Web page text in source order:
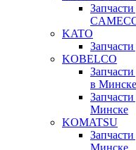
KATO
KOBELCO
в Минске
Минске
KOMATSU
Минске